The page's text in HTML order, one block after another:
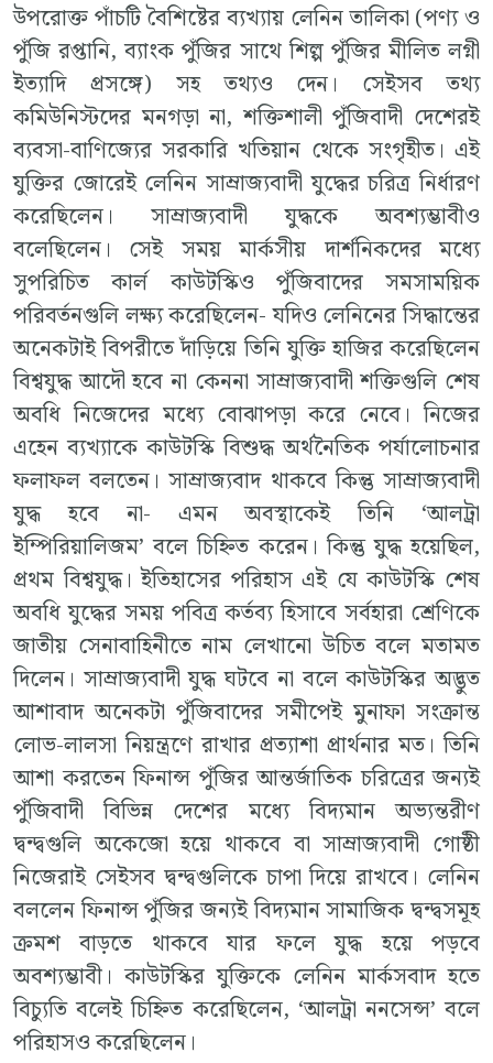
উপরোক্ত পাঁচটি বৈশিষ্টের ব্যখ্যায় লেনিন তালিকা (পণ্য ও
পুঁজি রপ্তানি, ব্যাংক পুঁজির সাথে শিল্প পুঁজির মীলিত লগ্নী
ইত্যাদি প্রসঙ্গে) সহ তথ্যও দেন। সেইসব তথ্য
কমিউনিস্টদের মনগড়া না, শক্তিশালী পুঁজিবাদী দেশেরই
ব্যবসা-বাণিজ্যের সরকারি খতিয়ান থেকে সংগৃহীত। এই
যুক্তির জোরেই লেনিন সাম্রাজ্যবাদী যুদ্ধের চরিত্র নির্ধারণ
করেছিলেন। সাম্রাজ্যবাদী যুদ্ধকে অবশ্যম্ভাবীও
বলেছিলেন। সেই সময় মার্কসীয় দার্শনিকদের মধ্যে
সুপরিচিত কার্ল কাউটস্কিও পুঁজিবাদের সমসাময়িক
পরিবর্তনগুলি লক্ষ্য করেছিলেন- যদিও লেনিনের সিদ্ধান্তের
অনেকটাই বিপরীতে দাঁড়িয়ে তিনি যুক্তি হাজির করেছিলেন
বিশ্বযুদ্ধ আদৌ হবে না কেননা সাম্রাজ্যবাদী শক্তিগুলি শেষ
অবধি নিজেদের মধ্যে বোঝাপড়া করে নেবে। নিজের
এহেন ব্যখ্যাকে কাউটস্কি বিশুদ্ধ অর্থনৈতিক পর্যালোচনার
ফলাফল বলতেন। সাম্রাজ্যবাদ থাকবে কিন্তু সাম্রাজ্যবাদী
যুদ্ধ হবে না- এমন অবস্থাকেই তিনি ‘আলট্রা
ইম্পিরিয়ালিজম’ বলে চিহ্নিত করেন। কিন্তু যুদ্ধ হয়েছিল,
প্রথম বিশ্বযুদ্ধ। ইতিহাসের পরিহাস এই যে কাউটস্কি শেষ
অবধি যুদ্ধের সময় পবিত্র কর্তব্য হিসাবে সর্বহারা শ্রেণিকে
জাতীয় সেনাবাহিনীতে নাম লেখানো উচিত বলে মতামত
দিলেন। সাম্রাজ্যবাদী যুদ্ধ ঘটবে না বলে কাউটস্কির অদ্ভুত
আশাবাদ অনেকটা পুঁজিবাদের সমীপেই মুনাফা সংক্রান্ত
লোভ-লালসা নিয়ন্ত্রণে রাখার প্রত্যাশা প্রার্থনার মত। তিনি
আশা করতেন ফিনান্স পুঁজির আন্তর্জাতিক চরিত্রের জন্যই
পুঁজিবাদী বিভিন্ন দেশের মধ্যে বিদ্যমান অভ্যন্তরীণ
দ্বন্দ্বগুলি অকেজো হয়ে থাকবে বা সাম্রাজ্যবাদী গোষ্ঠী
নিজেরাই সেইসব দ্বন্দ্বগুলিকে চাপা দিয়ে রাখবে। লেনিন
বললেন ফিনান্স পুঁজির জন্যই বিদ্যমান সামাজিক দ্বন্দ্বসমূহ
ক্রমশ বাড়তে থাকবে যার ফলে যুদ্ধ হয়ে পড়বে
অবশ্যম্ভাবী। কাউটস্কির যুক্তিকে লেনিন মার্কসবাদ হতে
বিচ্যুতি বলেই চিহ্নিত করেছিলেন, ‘আলট্রা ননসেন্স’ বলে
পরিহাসও করেছিলেন।